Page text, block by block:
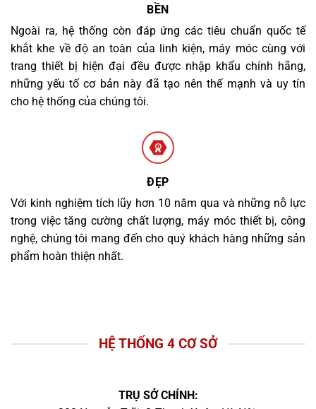
BỀN
Ngoài ra, hệ thống còn đáp ứng các tiêu chuẩn quốc tế
khắt khe về độ an toàn của linh kiện, máy móc cùng với
trang thiết bị hiện đại đều được nhập khẩu chính hãng,
những yếu tố cơ bản này đã tạo nên thế mạnh và uy tín
cho hệ thống của chúng tôi.
ĐẸP
Với kinh nghiệm tích lũy hơn 10 năm qua và những nỗ lực
trong việc tăng cường chất lượng, máy móc thiết bị, công
nghệ, chúng tôi mang đến cho quý khách hàng những sản
phẩm hoàn thiện nhất.
HỆ THỐNG 4 CƠ SỞ
TRỤ SỞ CHÍNH: